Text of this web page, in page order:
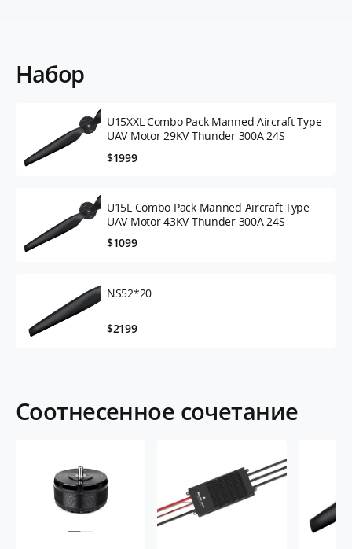
Набор
U15XXL Combo Pack Manned Aircraft Type
UAV Motor 29KV Thunder 300A 24S
$1999
U15L Combo Pack Manned Aircraft Type
UAV Motor 43KV Thunder 300A 24S
$1099
NS52*20
$2199
Соотнесенное сочетание